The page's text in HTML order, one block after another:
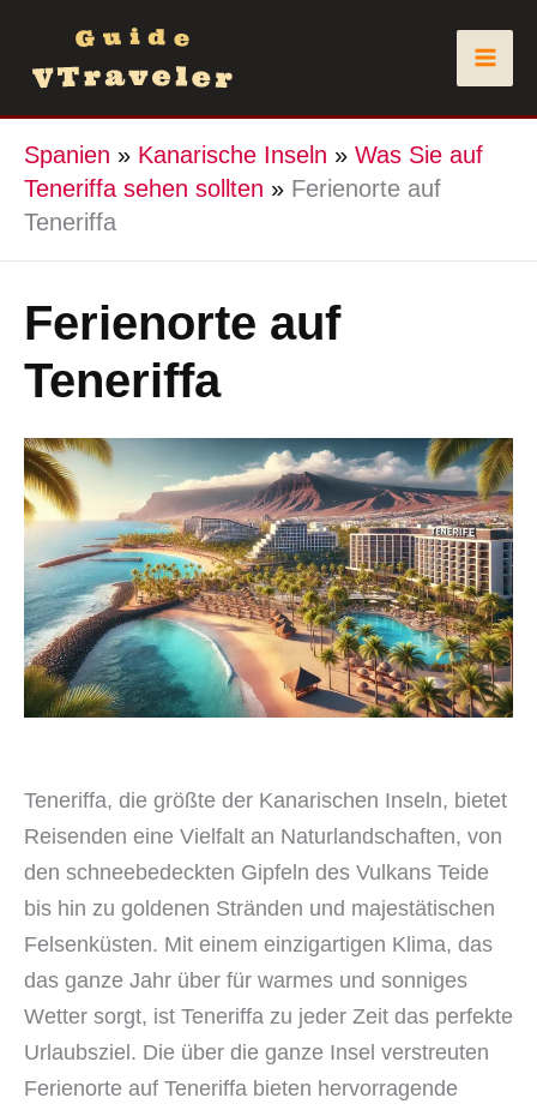
springen
Spanien » Kanarische Inseln » Was Sie auf
Teneriffa sehen sollten » Ferienorte auf
Teneriffa
Ferienorte auf
Teneriffa
Teneriffa, die größte der Kanarischen Inseln, bietet
Reisenden eine Vielfalt an Naturlandschaften, von
den schneebedeckten Gipfeln des Vulkans Teide
bis hin zu goldenen Stränden und majestätischen
Felsenküsten. Mit einem einzigartigen Klima, das
das ganze Jahr über für warmes und sonniges
Wetter sorgt, ist Teneriffa zu jeder Zeit das perfekte
Urlaubsziel. Die über die ganze Insel verstreuten
Ferienorte auf Teneriffa bieten hervorragende